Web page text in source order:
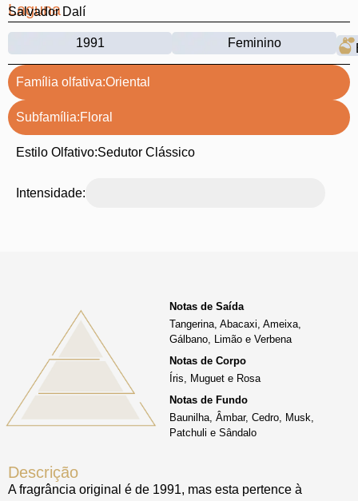
Laguna
Salvador Dalí
1991 Feminino
Família olfativa:Oriental
Subfamília:Floral
Estilo Olfativo:Sedutor Clássico
Intensidade:
Descrição
A fragrância original é de 1991, mas esta pertence à
Notas de Saída
Tangerina, Abacaxi, Ameixa,
Gálbano, Limão e Verbena
Notas de Corpo
Íris, Muguet e Rosa
Notas de Fundo
Baunilha, Âmbar, Cedro, Musk,
Patchuli e Sândalo